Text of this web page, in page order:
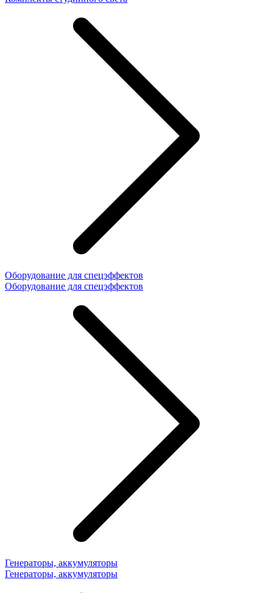
Оборудование для спецэффектов
Оборудование для спецэффектов
Генераторы, аккумуляторы
Генераторы, аккумуляторы